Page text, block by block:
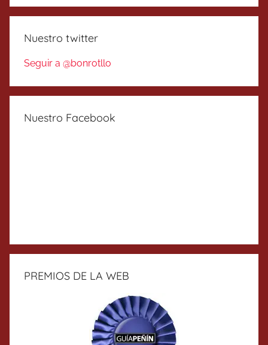
Nuestro twitter
Seguir a @bonrotllo
Nuestro Facebook
PREMIOS DE LA WEB